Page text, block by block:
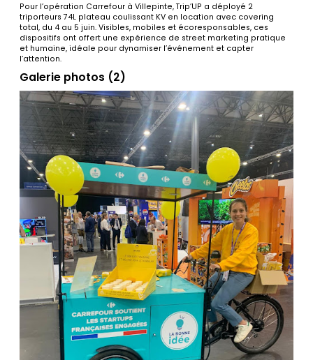
Pour l’opération Carrefour à Villepinte, Trip’UP a déployé 2
triporteurs 74L plateau coulissant KV en location avec covering
total, du 4 au 5 juin. Visibles, mobiles et écoresponsables, ces
dispositifs ont offert une expérience de street marketing pratique
et humaine, idéale pour dynamiser l’événement et capter
l’attention.
Galerie photos (2)